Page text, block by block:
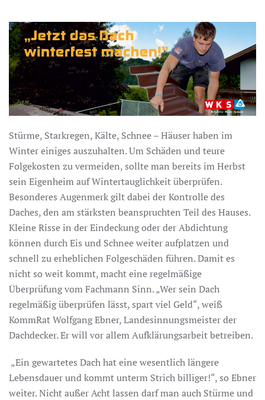
Stürme, Starkregen, Kälte, Schnee – Häuser haben im
Winter einiges auszuhalten. Um Schäden und teure
Folgekosten zu vermeiden, sollte man bereits im Herbst
sein Eigenheim auf Wintertauglichkeit überprüfen.
Besonderes Augenmerk gilt dabei der Kontrolle des
Daches, den am stärksten beanspruchten Teil des Hauses.
Kleine Risse in der Eindeckung oder der Abdichtung
können durch Eis und Schnee weiter aufplatzen und
schnell zu erheblichen Folgeschäden führen. Damit es
nicht so weit kommt, macht eine regelmäßige
Überprüfung vom Fachmann Sinn. „Wer sein Dach
regelmäßig überprüfen lässt, spart viel Geld“, weiß
KommRat Wolfgang Ebner, Landesinnungsmeister der
Dachdecker. Er will vor allem Aufklärungsarbeit betreiben.
„Ein gewartetes Dach hat eine wesentlich längere
Lebensdauer und kommt unterm Strich billiger!“, so Ebner
weiter. Nicht außer Acht lassen darf man auch Stürme und